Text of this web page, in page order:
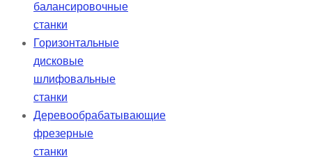
балансировочные
станки
Горизонтальные
дисковые
шлифовальные
станки
Деревообрабатывающие
фрезерные
станки